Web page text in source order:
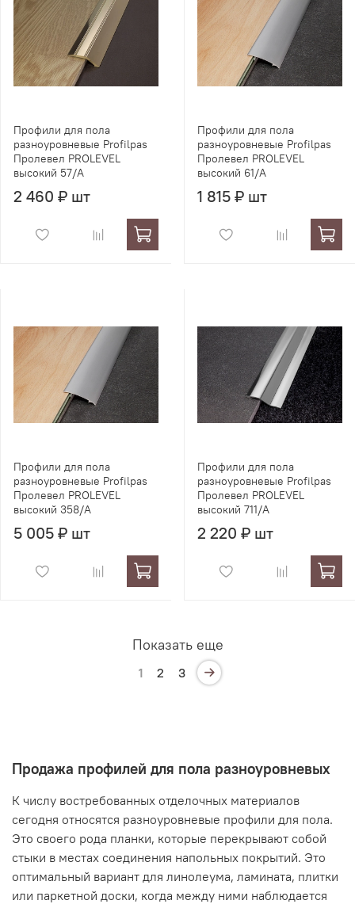
Профили для пола
разноуровневые Profilpas
Пролевел PROLEVEL
высокий 57/A
2 460 ₽ шт
Профили для пола
разноуровневые Profilpas
Пролевел PROLEVEL
высокий 61/A
1 815 ₽ шт
Профили для пола
разноуровневые Profilpas
Пролевел PROLEVEL
высокий 358/A
5 005 ₽ шт
Профили для пола
разноуровневые Profilpas
Пролевел PROLEVEL
высокий 711/A
2 220 ₽ шт
Показать еще
1 2 3
Продажа профилей для пола разноуровневых
К числу востребованных отделочных материалов
сегодня относятся разноуровневые профили для пола.
Это своего рода планки, которые перекрывают собой
стыки в местах соединения напольных покрытий. Это
оптимальный вариант для линолеума, ламината, плитки
или паркетной доски, когда между ними наблюдается